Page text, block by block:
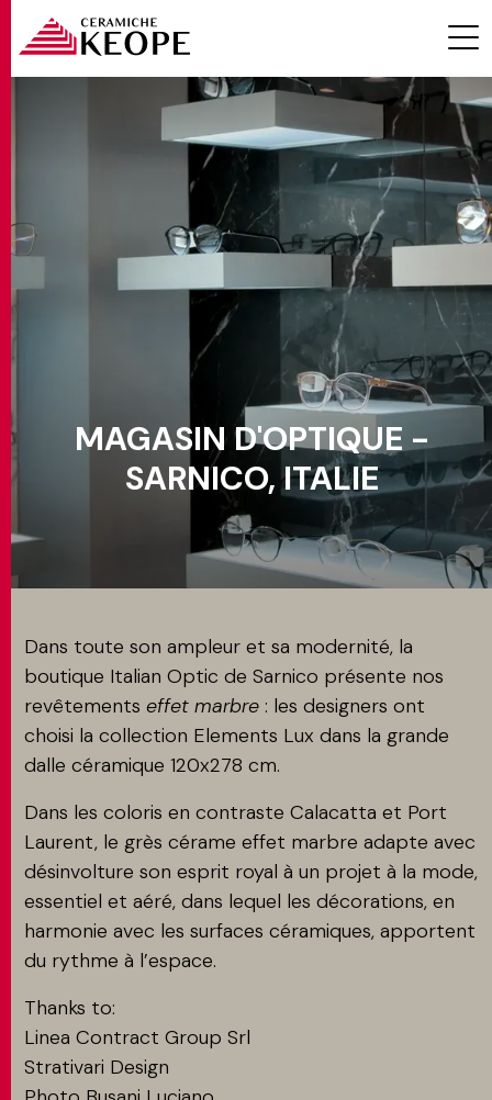
CONTACTS
RECHERCHE
ESPACE RÉSERVÉ
MAGASIN D'OPTIQUE -
SARNICO, ITALIE
Dans toute son ampleur et sa modernité, la
boutique Italian Optic de Sarnico présente nos
revêtements effet marbre : les designers ont
choisi la collection Elements Lux dans la grande
dalle céramique 120x278 cm.
Dans les coloris en contraste Calacatta et Port
Laurent, le grès cérame effet marbre adapte avec
désinvolture son esprit royal à un projet à la mode,
essentiel et aéré, dans lequel les décorations, en
harmonie avec les surfaces céramiques, apportent
du rythme à l’espace.
Thanks to:
Linea Contract Group Srl
Strativari Design